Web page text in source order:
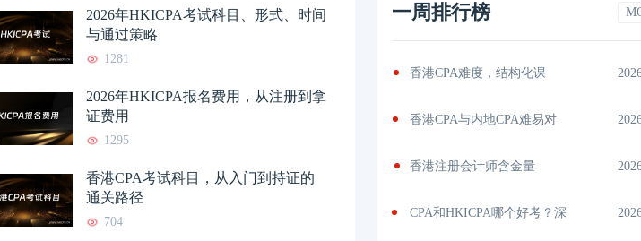
2026年HKICPA考试科目、形式、时间
与通过策略
1281
2026年HKICPA报名费用，从注册到拿
证费用
1295
香港CPA考试科目，从入门到持证的
通关路径
704
一周排行榜
2026-05-03
2026-04-30
HKICPA证书有用吗？了解
香港CPA难度，结构化课
香港CPA与内地CPA难易对
香港注册会计师含金量
CPA和HKICPA哪个好考？深